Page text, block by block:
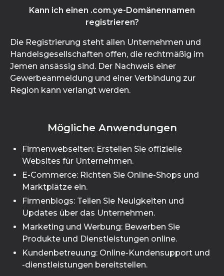
Kann ich einen .com.ye-Domänennamen
registrieren?
Die Registrierung steht allen Unternehmen und
Handelsgesellschaften offen, die rechtmäßig im
Jemen ansässig sind. Der Nachweis einer
Gewerbeanmeldung und einer Verbindung zur
Region kann verlangt werden.
Mögliche Anwendungen
Firmenwebseiten: Erstellen Sie offizielle
Websites für Unternehmen.
E-Commerce: Richten Sie Online-Shops und
Marktplätze ein.
Firmenblogs: Teilen Sie Neuigkeiten und
Updates über das Unternehmen.
Marketing und Werbung: Bewerben Sie
Produkte und Dienstleistungen online.
Kundenbetreuung: Online-Kundensupport und
-dienstleistungen bereitstellen.